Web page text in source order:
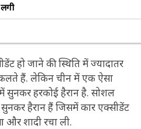
हो जाने की स्थिति में ज्यादातर
हैं. लेकिन चीन में एक ऐसा
सुनकर हरकोई हैरान है. सोशल
सुनकर हैरान हैं जिसमें कार एक्सीडेंट
और शादी रचा ली.